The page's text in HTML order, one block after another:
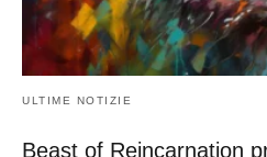
ULTIME NOTIZIE
Beast of Reincarnation